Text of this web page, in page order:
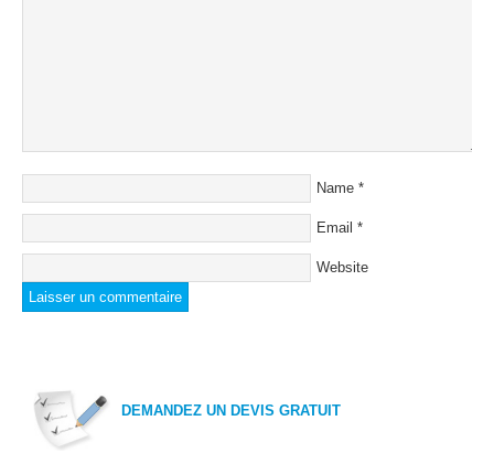
Name *
Email *
Website
DEMANDEZ UN DEVIS GRATUIT